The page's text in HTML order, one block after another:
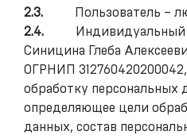
2.3.
Пользователь –
2.4.
Синицина Глеба
ОГРНИП
обработку персональных
определяющее цели
данных, состав